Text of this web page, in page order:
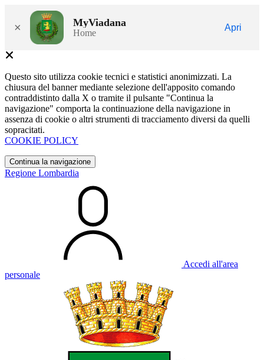
× MyViadana
Home
Apri
Questo sito utilizza cookie tecnici e statistici anonimizzati. La
chiusura del banner mediante selezione dell'apposito comando
contraddistinto dalla X o tramite il pulsante "Continua la
navigazione" comporta la continuazione della navigazione in
assenza di cookie o altri strumenti di tracciamento diversi da quelli
sopracitati.
COOKIE POLICY
Continua la navigazione
Regione Lombardia
Accedi all'area
personale